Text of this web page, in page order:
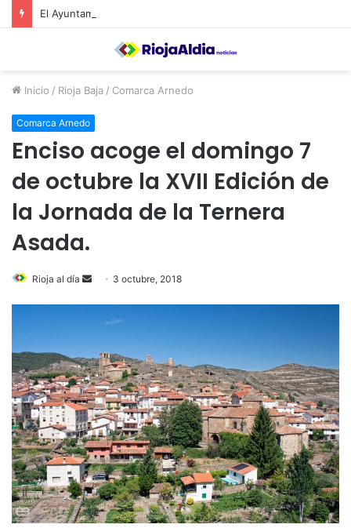
Inicio / Rioja Baja / Comarca Arnedo
Comarca Arnedo
Enciso acoge el domingo 7
de octubre la XVII Edición de
la Jornada de la Ternera
Asada.
Rioja al día
a
n
e
m
a
i
l
3 octubre, 2018